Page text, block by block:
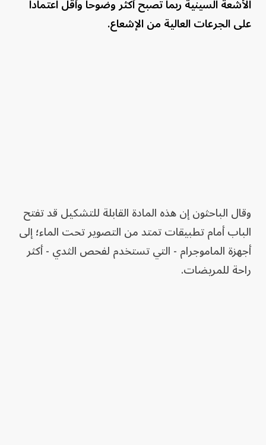
على الجرعات العالية من الإشعاع.
وقال الباحثون إن هذه المادة القابلة للتشكيل قد تفتح
الباب أمام تطبيقات تمتد من التصوير تحت الماء؛ إلى
أجهزة الماموجرام - التي تستخدم لفحص الثدي - أكثر
راحة للمريضات.